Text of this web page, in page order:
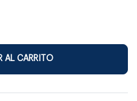
AL CARRITO